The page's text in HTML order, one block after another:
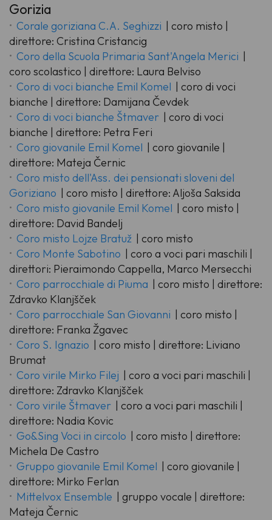
Gorizia
Corale goriziana C.A. Seghizzi | coro misto |
direttore: Cristina Cristancig
Coro della Scuola Primaria Sant'Angela Merici |
coro scolastico | direttore: Laura Belviso
Coro di voci bianche Emil Komel | coro di voci
bianche | direttore: Damijana Čevdek
Coro di voci bianche Štmaver | coro di voci
bianche | direttore: Petra Feri
Coro giovanile Emil Komel | coro giovanile |
direttore: Mateja Černic
Coro misto dell'Ass. dei pensionati sloveni del
Goriziano | coro misto | direttore: Aljoša Saksida
Coro misto giovanile Emil Komel | coro misto |
direttore: David Bandelj
Coro misto Lojze Bratuž | coro misto
Coro Monte Sabotino | coro a voci pari maschili |
direttori: Pieraimondo Cappella, Marco Mersecchi
Coro parrocchiale di Piuma | coro misto | direttore:
Zdravko Klanjšček
Coro parrocchiale San Giovanni | coro misto |
direttore: Franka Žgavec
Coro S. Ignazio | coro misto | direttore: Liviano
Brumat
Coro virile Mirko Filej | coro a voci pari maschili |
direttore: Zdravko Klanjšček
Coro virile Štmaver | coro a voci pari maschili |
direttore: Nadia Kovic
Go&Sing Voci in circolo | coro misto | direttore:
Michela De Castro
Gruppo giovanile Emil Komel | coro giovanile |
direttore: Mirko Ferlan
Mittelvox Ensemble | gruppo vocale | direttore:
Mateja Černic